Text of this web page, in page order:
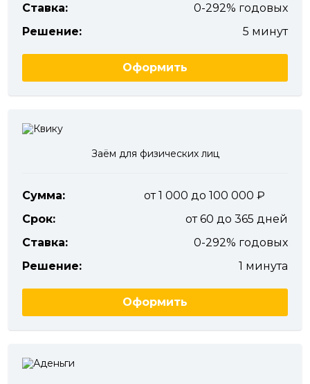
Ставка:
0-292% годовых
Решение:
5 минут
Оформить
Заём для физических лиц
Сумма:
от 1 000 до 100 000
Срок:
от 60 до 365 дней
Ставка:
0-292% годовых
Решение:
1 минута
Оформить